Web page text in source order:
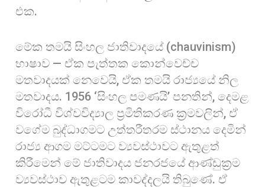
එක.
මේක තමයි සිංහල ජාතිවාදයේ (chauvinism)
භාෂාව — ඒක පැත්තක කොන්වෙච්ච
මතවාදයක් නෙවෙයි, ඒක තමයි රාජ්‍යයේ නිල
මතවාදය. 1956 ‘සිංහල පමණයි’ පනතින්, දෙමළ
විරෝධී විශ්වවිද්‍යාල ප්‍රමිතිකරණ ක්‍රමවලින්, ඒ
වගේම බුද්ධාගමට උත්තරීතරම ස්ථානය දෙමින්
රාජ්‍ය ආගම මට්ටමට ව්‍යවස්ථාවට ඇතුළත්
කිරීමෙන් මේ ජාතිවාදය ජනරජයේ ආණ්ඩුක්‍රම
ව්‍යවස්ථාව ඇතුළටම කාවද්දලයි තිබුණේ. ඒ